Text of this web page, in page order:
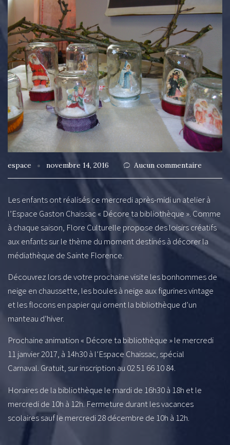
espace novembre 14, 2016 Aucun commentaire
Les enfants ont réalisés ce mercredi après-midi un atelier à
l’Espace Gaston Chaissac « Décore ta bibliothèque ». Comme
à chaque saison, Flore Culturelle propose des loisirs créatifs
aux enfants sur le thème du moment destinés à décorer la
médiathèque de Sainte Florence.
Découvrez lors de votre prochaine visite les bonhommes de
neige en chaussette, les boules à neige aux figurines vintage
et les flocons en papier qui ornent la bibliothèque d’un
manteau d’hiver.
Prochaine animation « Décore ta bibliothèque » le mercredi
11 janvier 2017, à 14h30 à l’Espace Chaissac, spécial
Carnaval. Gratuit, sur inscription au 02 51 66 10 84.
Horaires de la bibliothèque le mardi de 16h30 à 18h et le
mercredi de 10h à 12h. Fermeture durant les vacances
scolaires sauf le mercredi 28 décembre de 10h à 12h.